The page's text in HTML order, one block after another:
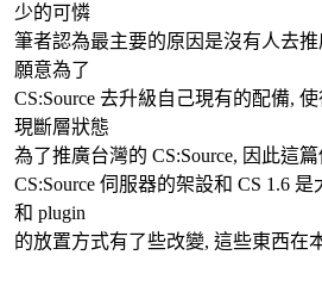
少的可憐
筆者認為最主要的原因是沒有人去
願意為了
CS:Source 去升級自己現有的配備,
現斷層狀態
為了推廣台灣的 CS:Source, 因此這
CS:Source 伺服器的架設和 CS 1.6
和 plugin
的放置方式有了些改變, 這些東西在